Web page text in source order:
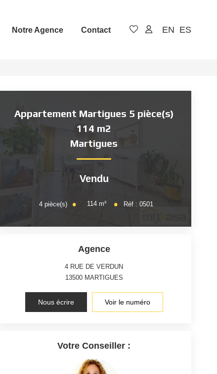
Notre Agence Contact EN ES
Appartement Martigues 5 pièce(s)
114 m2
Martigues
Vendu
4 pièce(s) 114 m² Réf : 0501
Agence
4 RUE DE VERDUN
13500 MARTIGUES
Nous écrire Voir le numéro
Votre Conseiller :